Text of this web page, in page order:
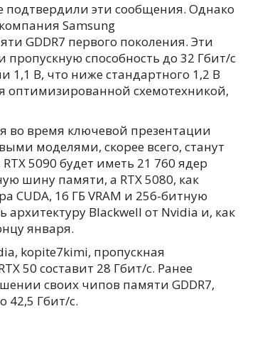
эти сообщения. Однако
Samsung
GDDR7 первого поколения. Эти
способность до 32 Гбит/с
1,1 В, что ниже стандартного 1,2 В
оптимизированной схемотехникой,
во время ключевой презентации
моделями, скорее всего, станут
5090 будет иметь 21 760 ядер
шину памяти, а RTX 5080, как
CUDA, 16 ГБ VRAM и 256-битную
Blackwell от Nvidia и, как
января.
kopite7kimi, пропускная
50 составит 28 Гбит/с. Ранее
своих чипов памяти GDDR7,
42,5 Гбит/с.